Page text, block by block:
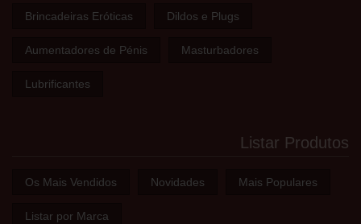
Brincadeiras Eróticas Dildos e Plugs
Aumentadores de Pénis Masturbadores
Lubrificantes
Listar Produtos
Os Mais Vendidos Novidades Mais Populares
Listar por Marca